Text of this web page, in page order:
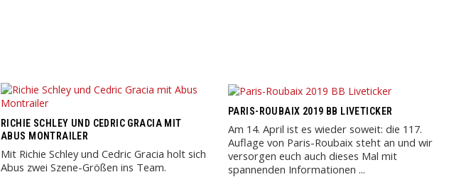
RICHIE SCHLEY UND CEDRIC GRACIA MIT
ABUS MONTRAILER
Mit Richie Schley und Cedric Gracia holt sich
Abus zwei Szene-Größen ins Team.
PARIS-ROUBAIX 2019 BB LIVETICKER
Am 14. April ist es wieder soweit: die 117.
Auflage von Paris-Roubaix steht an und wir
versorgen euch auch dieses Mal mit
spannenden Informationen ...